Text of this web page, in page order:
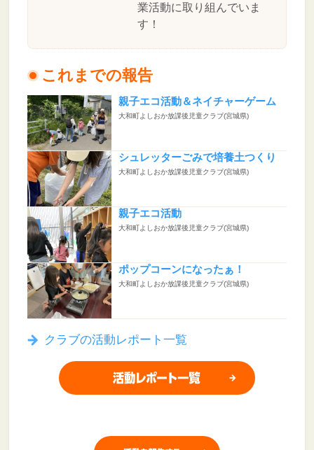
業活動に取り組んでいま
す！
これまでの報告
親子エコ活動＆ネイチャーゲーム
大和町よしおか放課後児童クラブ(宮城県)
シュレッターごみで培養土つくり
大和町よしおか放課後児童クラブ(宮城県)
親子エコ活動
大和町よしおか放課後児童クラブ(宮城県)
ポップコーンになったぁ！
大和町よしおか放課後児童クラブ(宮城県)
クラブの活動レポート一覧